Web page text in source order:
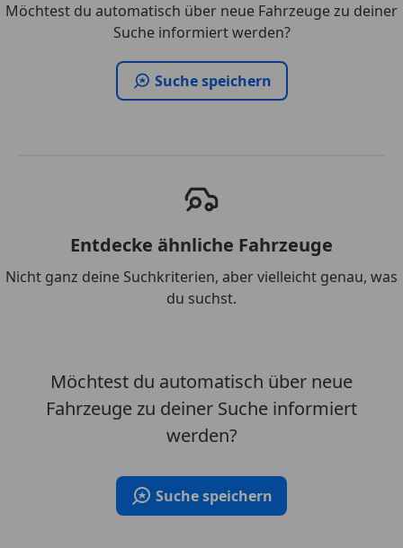
Möchtest du automatisch über neue Fahrzeuge zu deiner
Suche informiert werden?
Suche speichern
Entdecke ähnliche Fahrzeuge
Nicht ganz deine Suchkriterien, aber vielleicht genau, was
du suchst.
Möchtest du automatisch über neue
Fahrzeuge zu deiner Suche informiert
werden?
Suche speichern